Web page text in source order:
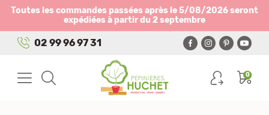
Toutes les commandes passées après le 5/08/2026 seront
expédiées à partir du 2 septembre
02 99 96 97 31
0
Panneau de gestion des cookies